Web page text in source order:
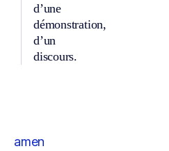
d’une
démonstration,
d’un
discours.
amen